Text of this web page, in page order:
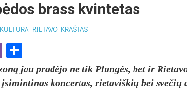
brass kvintetas
KULTŪRA RIETAVO KRAŠTAS
Viber
jau pra­dė­jo ne tik Plun­gės, bet ir
kon­cer­tas, rie­ta­viš­kių bei sve­čių